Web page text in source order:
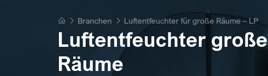
Home
Branchen Luftentfeuchter für große Räume – LP
Luftentfeuchter große
Räume